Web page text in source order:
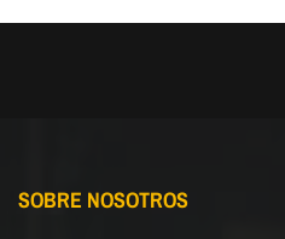
SOBRE NOSOTROS